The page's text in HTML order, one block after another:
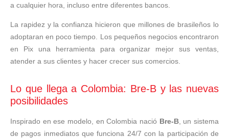
a cualquier hora, incluso entre diferentes bancos.
La rapidez y la confianza hicieron que millones de brasileños lo
adoptaran en poco tiempo. Los pequeños negocios encontraron
en Pix una herramienta para organizar mejor sus ventas,
atender a sus clientes y hacer crecer sus comercios.
Lo que llega a Colombia: Bre-B y las nuevas
posibilidades
Inspirado en ese modelo, en Colombia nació Bre-B, un sistema
de pagos inmediatos que funciona 24/7 con la participación de